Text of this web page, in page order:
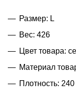
Размер: L
Вес: 426
Цвет товара:
Материал
Плотность: 240